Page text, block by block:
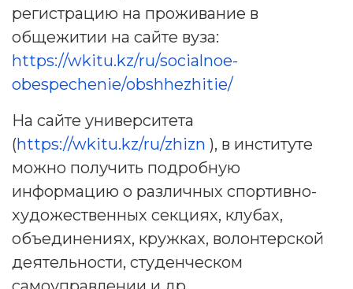
регистрацию на проживание в
общежитии на сайте вуза:
https://wkitu.kz/ru/socialnoe-
obespechenie/obshhezhitie/
На сайте университета
(https://wkitu.kz/ru/zhizn ), в институте
можно получить подробную
информацию о различных спортивно-
художественных секциях, клубах,
объединениях, кружках, волонтерской
деятельности, студенческом